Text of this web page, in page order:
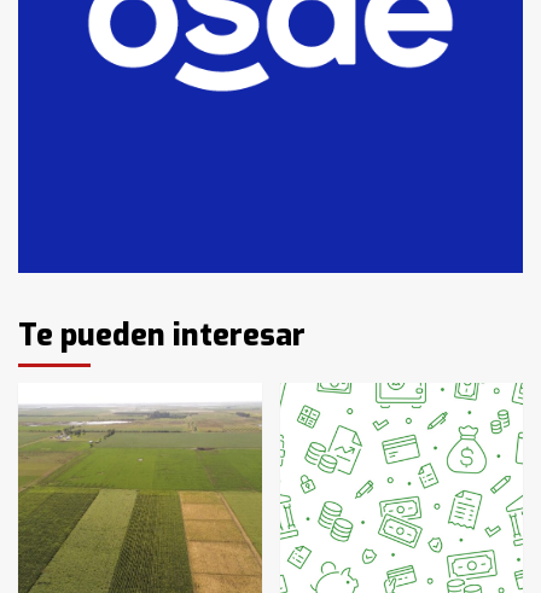
T.Lauquen: se vendió el edificio de
lo que fue la planta Industrial del
Identidad de los adolescentes
pampeanos que fueron
en la mañana del lunes
4
Accidente en Ruta 5: falleció un
joven de Trenque Lauquen
Te pueden interesar